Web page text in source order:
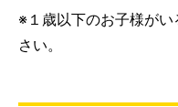
※１歳以下のお子様が
さい。